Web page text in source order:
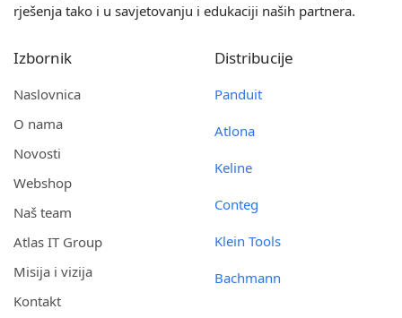
rješenja tako i u savjetovanju i edukaciji naših partnera.
Izbornik
Naslovnica
O nama
Novosti
Webshop
Naš team
Atlas IT Group
Misija i vizija
Kontakt
Distribucije
Panduit
Atlona
Keline
Conteg
Klein Tools
Bachmann